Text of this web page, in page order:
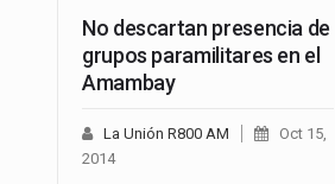
No descartan presencia de
grupos paramilitares en el
Amambay
La Unión R800 AM
Oct 15,
2014